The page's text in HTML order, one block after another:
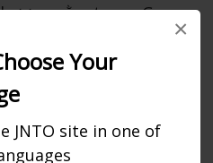
Your
JNTO site in one of
×
nằm trong Ga
Ga Imamiyaebisu.
ngôi đền.